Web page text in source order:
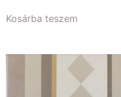
Kosárba teszem